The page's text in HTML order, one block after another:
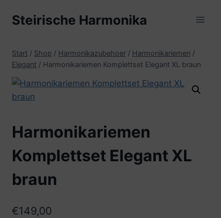
InhaltSteirische Harmonika
Start / Shop / Harmonikazubehoer / Harmonikariemen /
Elegant / Harmonikariemen Komplettset Elegant XL braun
Harmonikariemen
Komplettset Elegant XL
braun
€149,00